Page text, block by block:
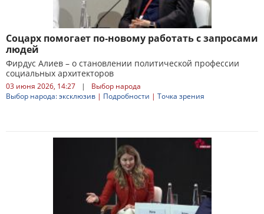
Соцарх помогает по‑новому работать с запросами
людей
Фирдус Алиев – о становлении политической профессии
социальных архитекторов
03 июня 2026, 14:27 |
Выбор народа
Выбор народа: эксклюзив | Подробности | Точка зрения